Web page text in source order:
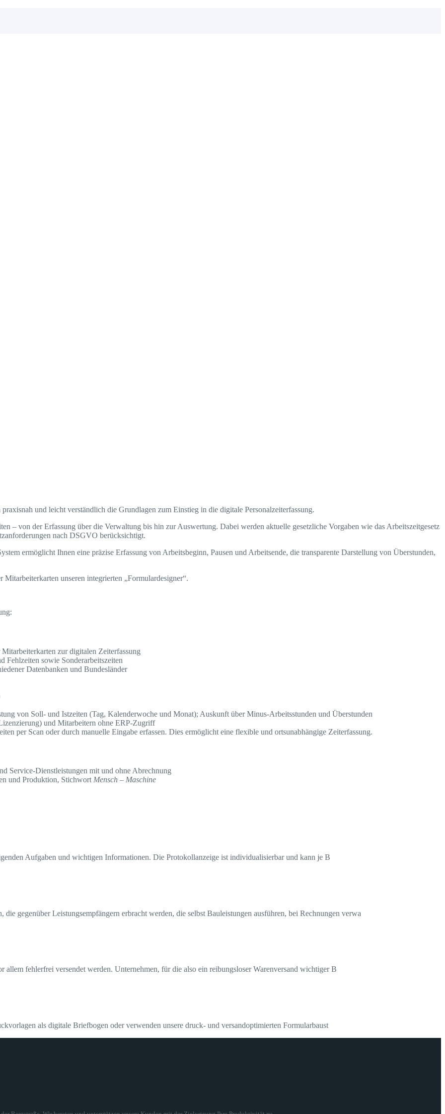
und leicht verständlich die Grundlagen zum Einstieg in die digitale Personalzeiterfassung.
– von der Erfassung über die Verwaltung bis hin zur Auswertung. Dabei werden aktuelle gesetzliche Vorgaben wie das Arbeitszeitgesetz
nach DSGVO berücksichtigt.
ermöglicht Ihnen eine präzise Erfassung von Arbeitsbeginn, Pausen und Arbeitsende, die transparente Darstellung von Überstunden,
unseren integrierten „Formulardesigner“.
zur digitalen Zeiterfassung
Fehlzeiten sowie Sonderarbeitszeiten
Datenbanken und Bundesländer
von Soll- und Istzeiten (Tag, Kalenderwoche und Monat); Auskunft über Minus-Arbeitsstunden und Überstunden
und Mitarbeitern ohne ERP-Zugriff
per Scan oder durch manuelle Eingabe erfassen. Dies ermöglicht eine flexible und ortsunabhängige Zeiterfassung.
Service-Dienstleistungen mit und ohne Abrechnung
und Produktion, Stichwort Mensch – Maschine
Aufgaben und wichtigen Informationen. Die Protokollanzeige ist individualisierbar und kann je B
gegenüber Leistungsempfängern erbracht werden, die selbst Bauleistungen ausführen, bei Rechnungen verwa
fehlerfrei versendet werden. Unternehmen, für die also ein reibungsloser Warenversand wichtiger B
als digitale Briefbogen oder verwenden unsere druck- und versandoptimierten Formularbaust